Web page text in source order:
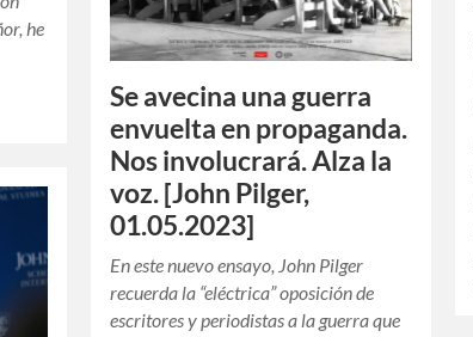
he
Se avecina una guerra
envuelta en propaganda.
Nos involucrará. Alza la
voz. [John Pilger,
01.05.2023]
En este nuevo ensayo, John Pilger
recuerda la “eléctrica” oposición de
escritores y periodistas a la guerra que